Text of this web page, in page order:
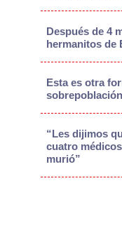
Después de 4
hermanitos de
Esta es otra
“Les dijimos
cuatro
murió”